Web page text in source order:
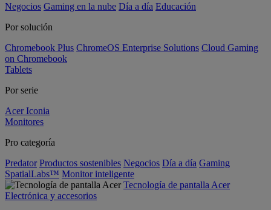
Negocios Gaming en la nube Día a día Educación
Por solución
Chromebook Plus ChromeOS Enterprise Solutions Cloud Gaming
on Chromebook
Tablets
Por serie
Acer Iconia
Monitores
Pro categoría
Predator Productos sostenibles Negocios Día a día Gaming
SpatialLabs™ Monitor inteligente
Tecnología de pantalla Acer
Electrónica y accesorios